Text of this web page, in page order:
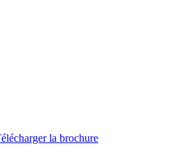
la brochure